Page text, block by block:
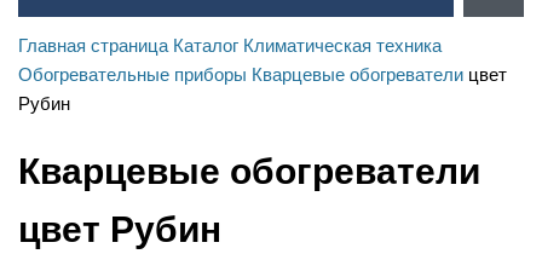
Главная страница Каталог Климатическая техника
Обогревательные приборы Кварцевые обогреватели цвет
Рубин
Кварцевые обогреватели
цвет Рубин